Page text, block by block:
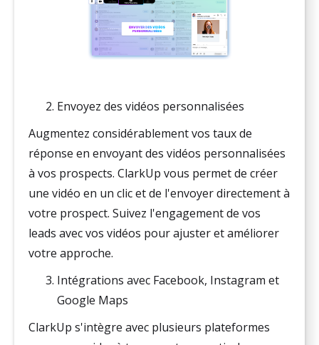
Envoyez des vidéos personnalisées
Augmentez considérablement vos taux de
réponse en envoyant des vidéos personnalisées
à vos prospects. ClarkUp vous permet de créer
une vidéo en un clic et de l'envoyer directement à
votre prospect. Suivez l'engagement de vos
leads avec vos vidéos pour ajuster et améliorer
votre approche.
Intégrations avec Facebook, Instagram et
Google Maps
ClarkUp s'intègre avec plusieurs plateformes